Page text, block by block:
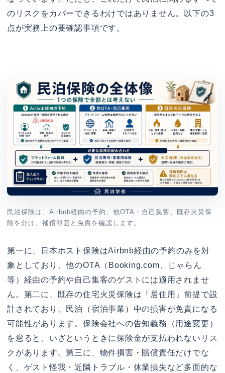
のリスクをカバーできるわけではありません。以下の3
点が実務上の要確認事項です。
民泊保険は、Airbnb経由の予約、他OTA・自己集客、既存火災保
険を分け、補償範囲と免責を確認します。
第一に、日本ホスト保険はAirbnb経由の予約のみを対
象としており、他のOTA（Booking.com、じゃらん
等）経由の予約や自己集客のゲストには適用されませ
ん。第二に、既存の住宅火災保険は「居住用」前提で設
計されており、民泊（宿泊事業）中の損害が免責になる
可能性があります。保険会社への告知義務（用途変更）
を怠ると、いざというときに保険金が支払われないリス
クがあります。第三に、物件損害・賠償責任だけでな
く、ゲスト怪我・近隣トラブル・休業損失など多面的な